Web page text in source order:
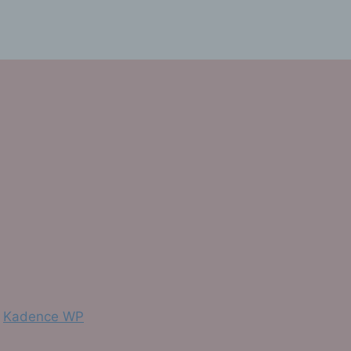
Kadence WP
in